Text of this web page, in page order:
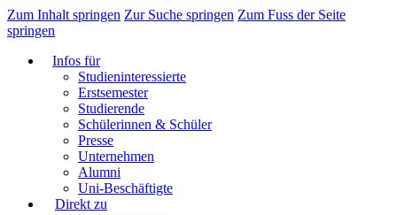
Zum Inhalt springen Zur Suche springen Zum Fuss der Seite
springen
Infos für
Studieninteressierte
Erstsemester
Studierende
Schülerinnen & Schüler
Presse
Unternehmen
Alumni
Uni-Beschäftigte
Direkt zu